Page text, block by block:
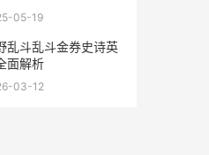
05-19
乱斗乱斗金券史诗英
面解析
03-12